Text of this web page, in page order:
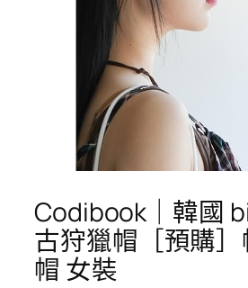
Codibook｜韓國
古狩獵帽［預購
帽 女裝